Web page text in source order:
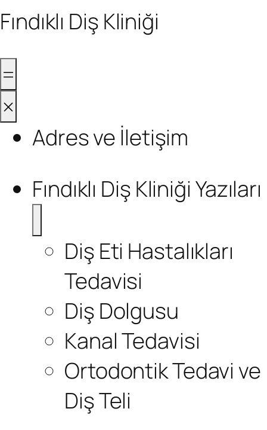
Fındıklı Diş Kliniği
Adres ve İletişim
Fındıklı Diş Kliniği Yazıları
Diş Eti Hastalıkları
Tedavisi
Diş Dolgusu
Kanal Tedavisi
Ortodontik Tedavi ve
Diş Teli